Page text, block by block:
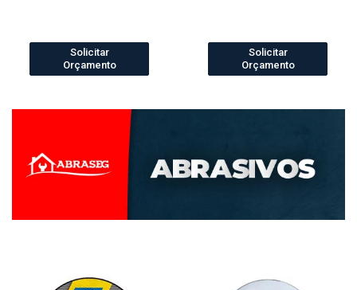
Solicitar
Orçamento
Solicitar
Orçamento